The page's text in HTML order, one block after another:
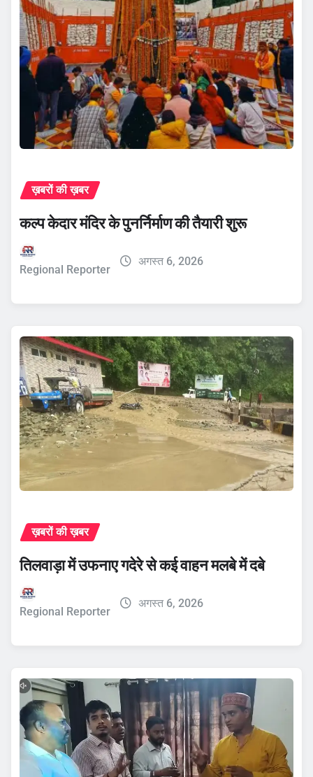
ख़बरों की ख़बर
कल्प केदार मंदिर के पुनर्निर्माण की तैयारी शुरू
Regional Reporter
अगस्त 6, 2026
ख़बरों की ख़बर
तिलवाड़ा में उफनाए गदेरे से कई वाहन मलबे में दबे
Regional Reporter
अगस्त 6, 2026